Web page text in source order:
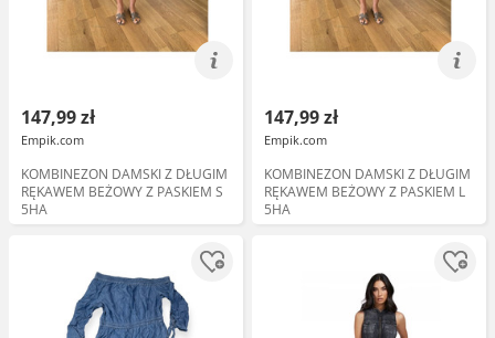
147,99 zł
Empik.com
KOMBINEZON DAMSKI Z DŁUGIM
RĘKAWEM BEŻOWY Z PASKIEM S
5HA
147,99 zł
Empik.com
KOMBINEZON DAMSKI Z DŁUGIM
RĘKAWEM BEŻOWY Z PASKIEM L
5HA